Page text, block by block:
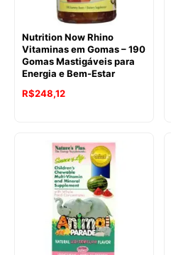
Nutrition Now Rhino
Vitaminas em Gomas – 190
Gomas Mastigáveis para
Energia e Bem-Estar
R$248,12